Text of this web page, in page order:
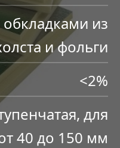
обкладками из
и фольги
<2%
для
40 до 150 мм